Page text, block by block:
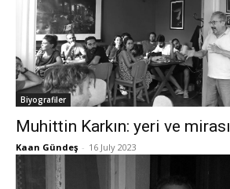
Biyografiler
Muhittin Karkın: yeri ve mirası
Kaan Gündeş - 16 July 2023